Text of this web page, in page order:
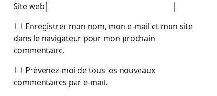
Site web
Enregistrer mon nom, mon e-mail et mon site
dans le navigateur pour mon prochain
commentaire.
Prévenez-moi de tous les nouveaux
commentaires par e-mail.